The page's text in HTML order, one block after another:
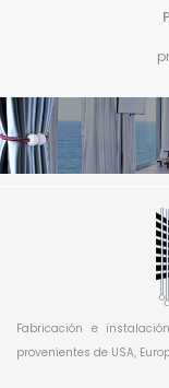
Fabricación e
provenientes de USA,